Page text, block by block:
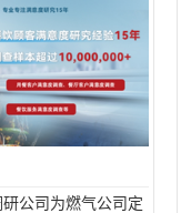
公司为燃气公司定